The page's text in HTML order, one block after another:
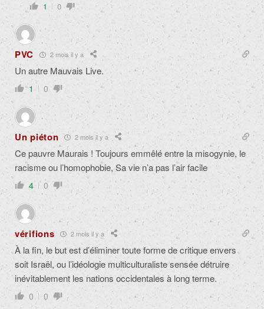
1 0
PVC 2 mois il y a
Un autre Mauvais Live.
1 0
Un piéton 2 mois il y a
Ce pauvre Maurais ! Toujours emmêlé entre la misogynie, le
racisme ou l’homophobie, Sa vie n’a pas l’air facile
4 0
vérifions 2 mois il y a
À la fin, le but est d’éliminer toute forme de critique envers
soit Israël, ou l’idéologie multiculturaliste sensée détruire
inévitablement les nations occidentales à long terme.
0 0